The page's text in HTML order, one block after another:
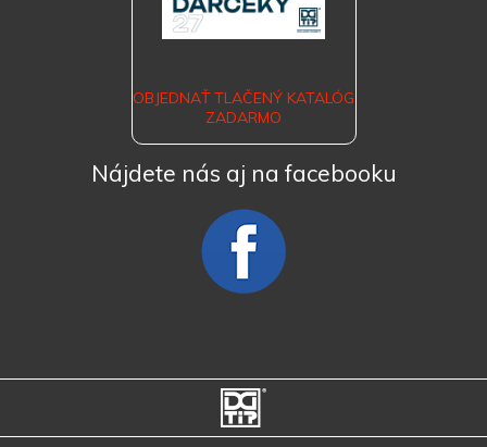
OBJEDNAŤ TLAČENÝ KATALÓG
ZADARMO
Nájdete nás aj na facebooku